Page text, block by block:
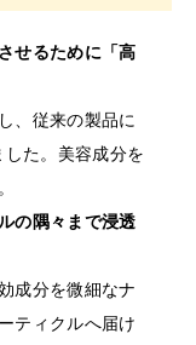
いたしますの
せるために「高
、従来の製品に
した。美容成分を
の隅々まで浸透
成分を微細なナ
ティクルへ届け